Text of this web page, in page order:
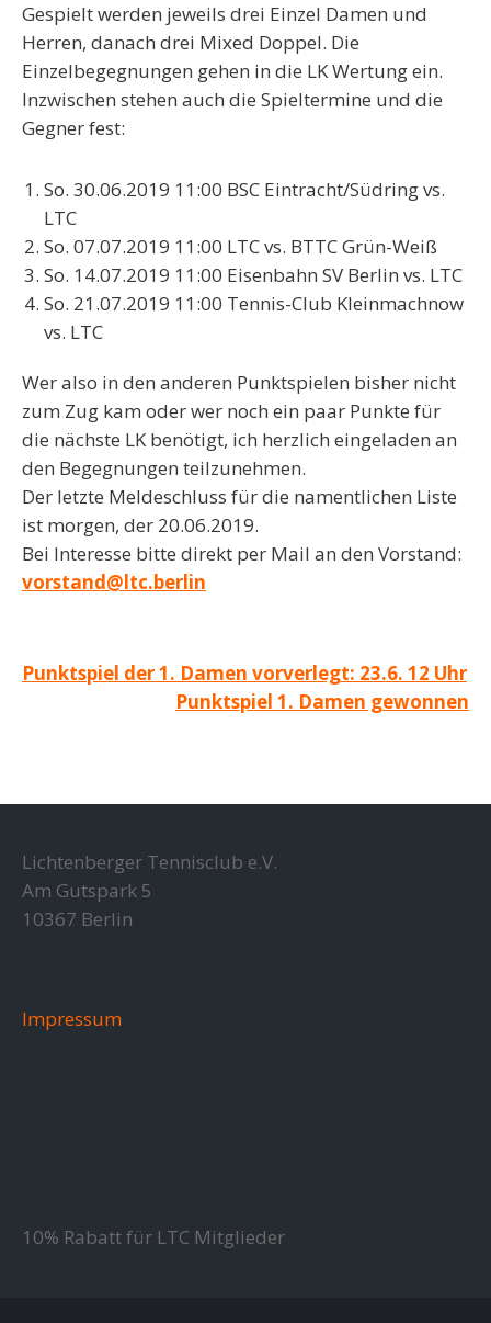
Gespielt werden jeweils drei Einzel Damen und
Herren, danach drei Mixed Doppel. Die
Einzelbegegnungen gehen in die LK Wertung ein.
Inzwischen stehen auch die Spieltermine und die
Gegner fest:
So. 30.06.2019 11:00 BSC Eintracht/Südring vs.
LTC
So. 07.07.2019 11:00 LTCvs. BTTC Grün-Weiß
So. 14.07.2019 11:00 Eisenbahn SV Berlin vs. LTC
So. 21.07.2019 11:00 Tennis-Club Kleinmachnow
vs. LTC
Wer also in den anderen Punktspielen bisher nicht
zum Zug kam oder wer noch ein paar Punkte für
die nächste LK benötigt, ich herzlich eingeladen an
den Begegnungen teilzunehmen.
Der letzte Meldeschluss für die namentlichen Liste
ist morgen, der 20.06.2019.
Bei Interesse bitte direkt per Mail an den Vorstand:
vorstand@ltc.berlin
Beitragsnavigation
Punktspiel der 1. Damen vorverlegt: 23.6. 12 Uhr
Punktspiel 1. Damen gewonnen
Lichtenberger Tennisclub e.V.
Am Gutspark 5
10367 Berlin
Impressum
10% Rabatt für LTC Mitglieder